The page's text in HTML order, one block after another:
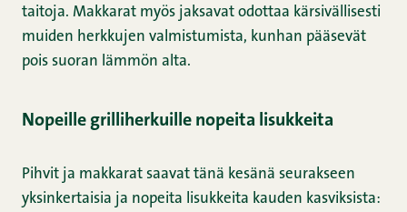
taitoja. Makkarat myös jaksavat odottaa kärsivällisesti
muiden herkkujen valmistumista, kunhan pääsevät
pois suoran lämmön alta.
Nopeille grilliherkuille nopeita lisukkeita
Pihvit ja makkarat saavat tänä kesänä seurakseen
yksinkertaisia ja nopeita lisukkeita kauden kasviksista: